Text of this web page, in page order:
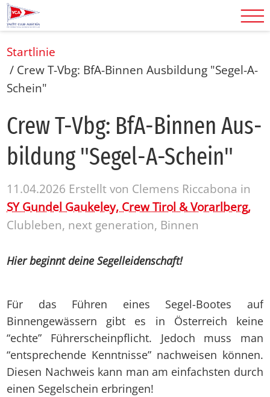
Startlinie
/ Crew T-Vbg: BfA-Binnen Ausbildung "Segel-A-
Schein"
Crew T-Vbg: BfA-Bin­nen Aus­
bil­dung "Se­gel-A-Schein"
11.04.2026 Erstellt von Clemens Riccabona in
SY Gundel Gaukeley, Crew Tirol & Vorarlberg,
Clubleben, next generation, Binnen
Hier beginnt deine Segelleidenschaft!
Für das Führen eines Segel-Bootes auf
Binnengewässern gibt es in Österreich keine
“echte” Führerscheinpflicht. Jedoch muss man
“entsprechende Kenntnisse” nachweisen können.
Diesen Nachweis kann man am einfachsten durch
einen Segelschein erbringen!